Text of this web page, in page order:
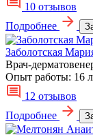
10 отзывов
Подробнее
Заболотская
Врач-
Опыт работы: 16
12 отзывов
Подробнее